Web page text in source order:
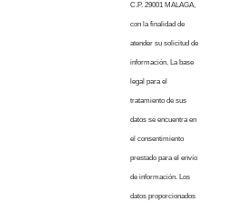
C.P. 29001 MALAGA,
con la finalidad de
atender su solicitud de
información. La base
legal para el
tratamiento de sus
datos se encuentra en
el consentimiento
prestado para el envío
de información. Los
datos proporcionados